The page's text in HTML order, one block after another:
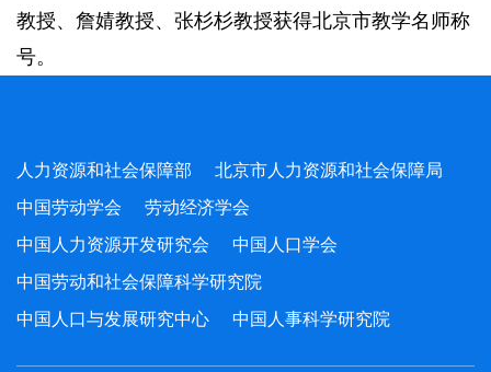
教授、詹婧教授、张杉杉教授获得北京市教学名师称
号。
人力资源和社会保障部
北京市人力资源和社会保障局
中国劳动学会
劳动经济学会
中国人力资源开发研究会
中国人口学会
中国劳动和社会保障科学研究院
中国人口与发展研究中心
中国人事科学研究院